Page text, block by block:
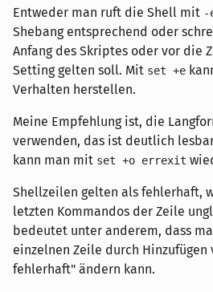
Entweder man ruft die Shell mit -
Shebang entsprechend oder
Anfang des Skriptes oder vor die
Setting gelten soll. Mit set +e
Verhalten herstellen.
Meine Empfehlung ist, die
verwenden, das ist deutlich
kann man mit set +o errexit
Shellzeilen gelten als fehlerhaft,
letzten Kommandos der Zeile
bedeutet unter anderem, dass
einzelnen Zeile durch Hinzufügen
fehlerhaft" ändern kann.